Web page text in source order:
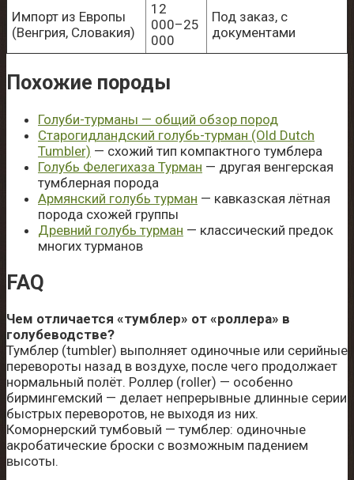
Импорт из Европы
(Венгрия, Словакия)
12
000–25
000
Под заказ, с
документами
Похожие породы
Голуби-турманы — общий обзор пород
Старогидландский голубь-турман (Old Dutch
Tumbler) — схожий тип компактного тумблера
Голубь Фелегихаза Турман — другая венгерская
тумблерная порода
Армянский голубь турман — кавказская лётная
порода схожей группы
Древний голубь турман — классический предок
многих турманов
FAQ
Чем отличается «тумблер» от «роллера» в
голубеводстве?
Тумблер (tumbler) выполняет одиночные или серийные
перевороты назад в воздухе, после чего продолжает
нормальный полёт. Роллер (roller) — особенно
бирмингемский — делает непрерывные длинные серии
быстрых переворотов, не выходя из них.
Коморнерский тумбовый — тумблер: одиночные
акробатические броски с возможным падением
высоты.